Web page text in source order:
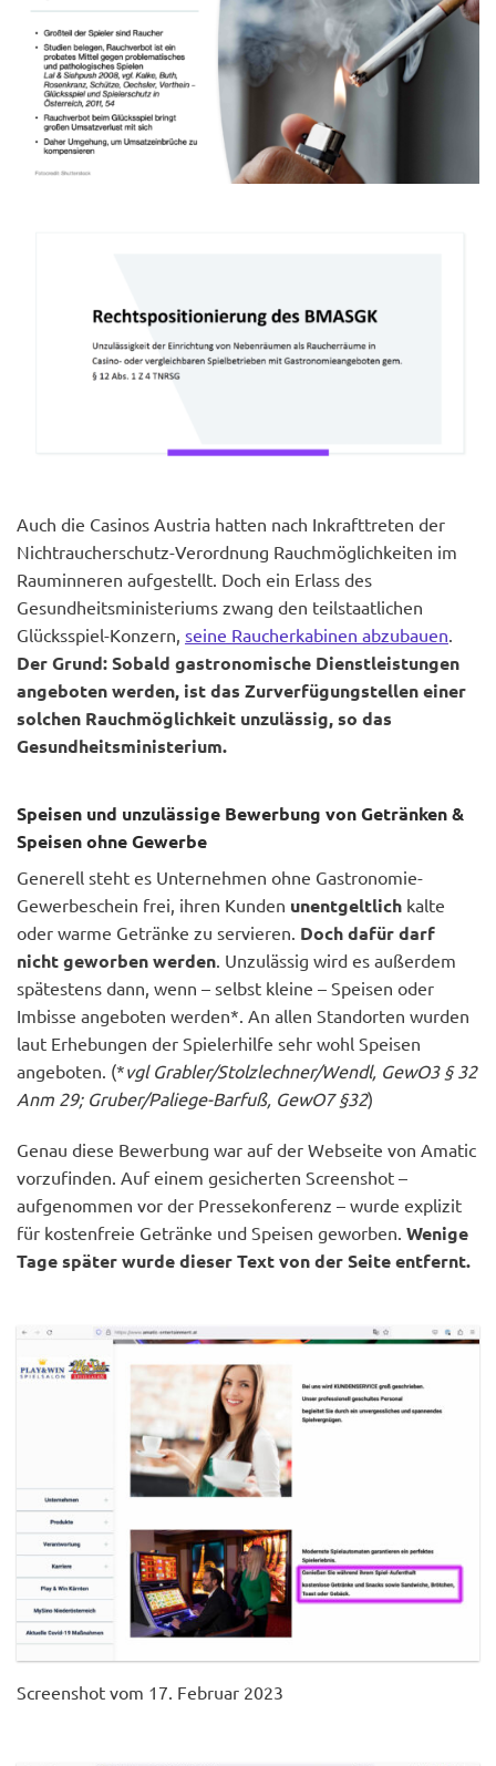
Auch die Casinos Austria hatten nach Inkrafttreten der
Nichtraucherschutz-Verordnung Rauchmöglichkeiten im
Rauminneren aufgestellt. Doch ein Erlass des
Gesundheitsministeriums zwang den teilstaatlichen
Glücksspiel-Konzern, seine Raucherkabinen abzubauen
Der Grund: Sobald gastronomische Dienstleistungen
angeboten werden, ist das Zurverfügungstellen einer
solchen Rauchmöglichkeit unzulässig, so das
Gesundheitsministerium.
Speisen und unzulässige Bewerbung von Getränken &
Speisen ohne Gewerbe
Generell steht es Unternehmen ohne Gastronomie-
Gewerbeschein frei, ihren Kunden unentgeltlich kalte
oder warme Getränke zu servieren. Doch dafür darf
nicht geworben werden. Unzulässig wird es außerdem
spätestens dann, wenn – selbst kleine – Speisen oder
Imbisse angeboten werden*. An allen Standorten wurden
laut Erhebungen der Spielerhilfe sehr wohl Speisen
angeboten. (*vgl Grabler/Stolzlechner/Wendl, GewO3 § 32
Anm 29; Gruber/Paliege-Barfuß, GewO7 §32)
Genau diese Bewerbung war auf der Webseite von Amatic
vorzufinden. Auf einem gesicherten Screenshot –
aufgenommen vor der Pressekonferenz – wurde explizit
für kostenfreie Getränke und Speisen geworben. Wenige
Tage später wurde dieser Text von der Seite entfernt.
Screenshot vom 17. Februar 2023